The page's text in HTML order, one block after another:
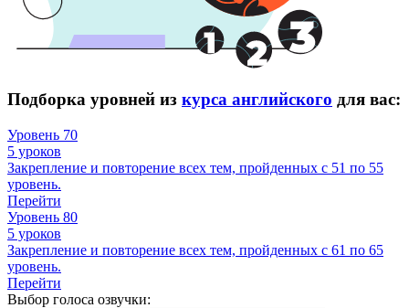
Подборка уровней из курса английского для вас:
Уровень 70
5 уроков
Закрепление и повторение всех тем, пройденных с 51 по 55
уровень.
Перейти
Уровень 80
5 уроков
Закрепление и повторение всех тем, пройденных с 61 по 65
уровень.
Перейти
Выбор голоса озвучки: